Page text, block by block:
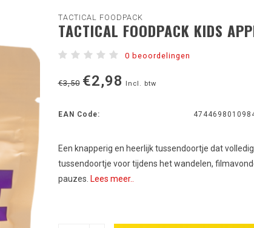
TACTICAL FOODPACK
TACTICAL FOODPACK KIDS
0 beoordelingen
€3,50 €2,98 Incl. btw
EAN Code:
Een knapperig en heerlijk tussendoortje dat
tussendoortje voor tijdens het wandelen,
pauzes. Lees meer..